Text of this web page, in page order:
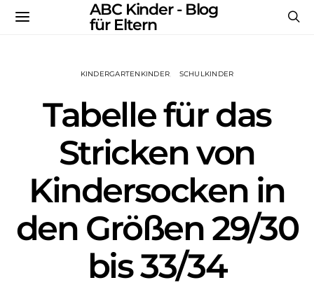
ABC Kinder - Blog
für Eltern
KINDERGARTENKINDER SCHULKINDER
Tabelle für das
Stricken von
Kindersocken in
den Größen 29/30
bis 33/34